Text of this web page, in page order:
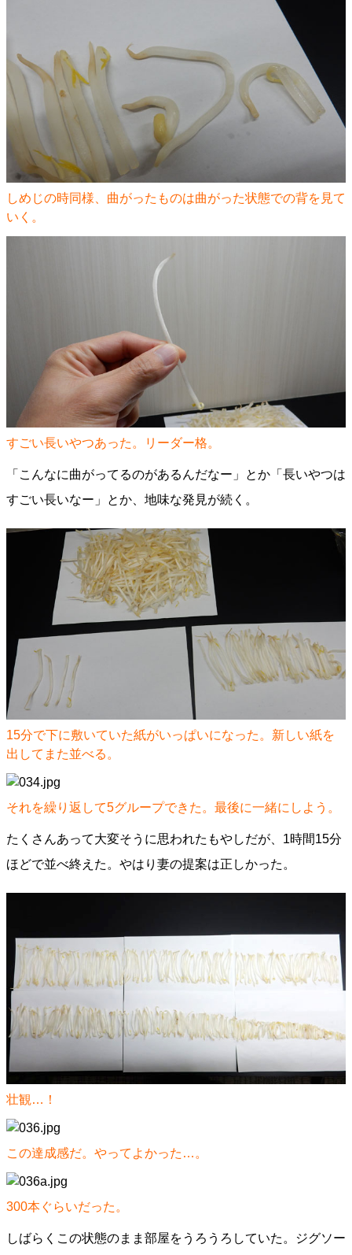
しめじの時同様、曲がったものは曲がった状態での背を見て
いく。
すごい長いやつあった。リーダー格。
「こんなに曲がってるのがあるんだなー」とか「長いやつは
すごい長いなー」とか、地味な発見が続く。
15分で下に敷いていた紙がいっぱいになった。新しい紙を
出してまた並べる。
それを繰り返して5グループできた。最後に一緒にしよう。
たくさんあって大変そうに思われたもやしだが、1時間15分
ほどで並べ終えた。やはり妻の提案は正しかった。
壮観…！
この達成感だ。やってよかった…。
300本ぐらいだった。
しばらくこの状態のまま部屋をうろうろしていた。ジグソー